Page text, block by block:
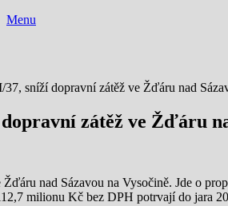
Menu
sníží dopravní zátěž ve Žďáru nad
zátěž ve Žďáru
nad Sázavou na Vysočině. Jde o
milionu Kč bez DPH potrvají do jara